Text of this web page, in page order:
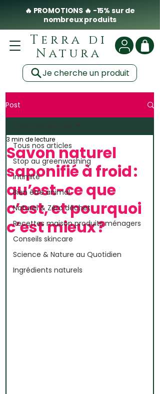
🔥 PROMOTIONS 🔥 -15% sur de
nombreux produits
Terra di
Natura
Je cherche un produit
Post
Tous nos articles
Stop au greenwashing
Intimité
Bien être animal
Naturel & Zéro déchet
Recettes maison produits ménagers
Conseils skincare
Science & Nature au Quotidien
Ingrédients naturels
Savon naturel
saponifié à froid :
qu’est-ce que
c’est, et pourquoi
c’est mieux ?
3 min de lecture